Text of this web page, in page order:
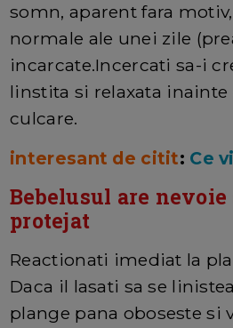
somn, aparent fara
normale ale unei zile
incarcate.Incercati sa-i
linstita si relaxata inainte
culcare.
interesant de citit: Ce
Bebelusul are nevoie
protejat
Reactionati imediat la
Daca il lasati sa se
plange pana oboseste si